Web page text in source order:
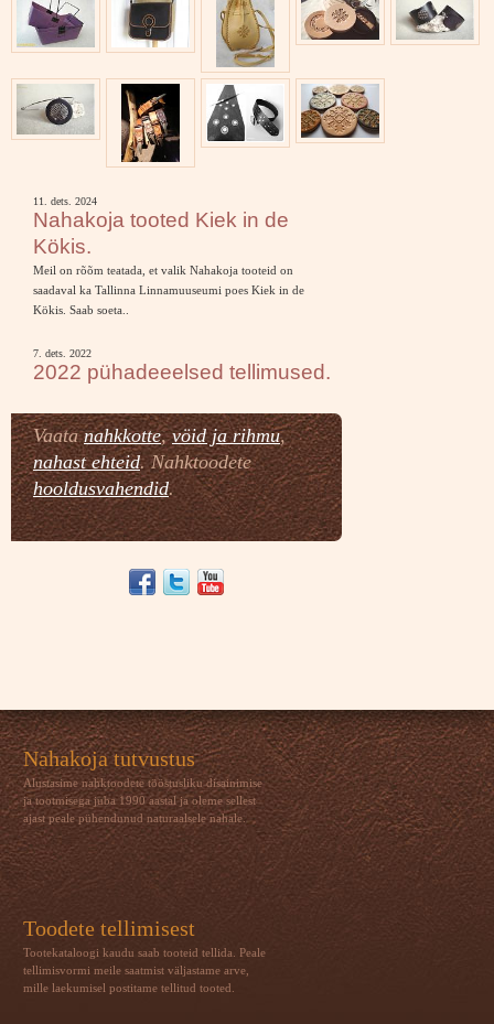
11. dets. 2024
Nahakoja tooted Kiek in de
Kökis.
Meil on rõõm teatada, et valik Nahakoja tooteid on
saadaval ka Tallinna Linnamuuseumi poes Kiek in de
Kökis. Saab soeta..
7. dets. 2022
2022 pühadeeelsed tellimused.
Vaatanahkkotte,vöid ja rihmu,
nahast ehteid. Nahktoodete
hooldusvahendid.
Nahakoja tutvustus
Alustasime nahktoodete tööstusliku disainimise
ja tootmisega juba 1990 aastal ja oleme sellest
ajast peale pühendunud naturaalsele nahale.
Toodete tellimisest
Tootekataloogi kaudu saab tooteid tellida. Peale
tellimisvormi meile saatmist väljastame arve,
mille laekumisel postitame tellitud tooted.